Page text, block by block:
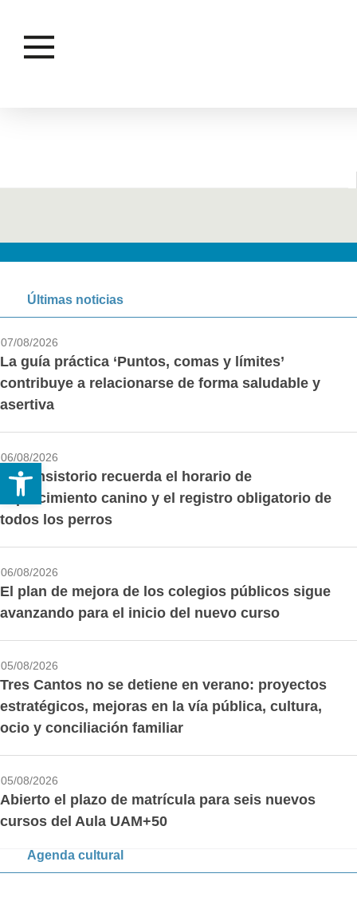
Abrir barra de herramientas
Últimas noticias
07/08/2026
La guía práctica ‘Puntos, comas y límites’
contribuye a relacionarse de forma saludable y
asertiva
06/08/2026
El Consistorio recuerda el horario de
esparcimiento canino y el registro obligatorio de
todos los perros
06/08/2026
El plan de mejora de los colegios públicos sigue
avanzando para el inicio del nuevo curso
05/08/2026
Tres Cantos no se detiene en verano: proyectos
estratégicos, mejoras en la vía pública, cultura,
ocio y conciliación familiar
05/08/2026
Abierto el plazo de matrícula para seis nuevos
cursos del Aula UAM+50
Agenda cultural